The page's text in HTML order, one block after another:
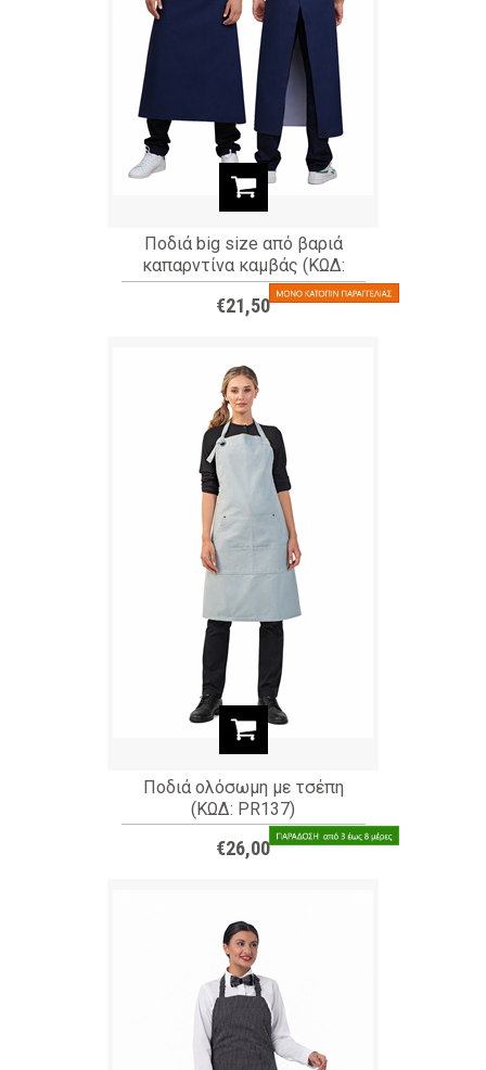
Ποδιά big size από βαριά
καπαρντίνα καμβάς (ΚΩΔ:
04455)
€21,50
Ποδιά oλόσωμη με τσέπη
(ΚΩΔ: PR137)
€26,00